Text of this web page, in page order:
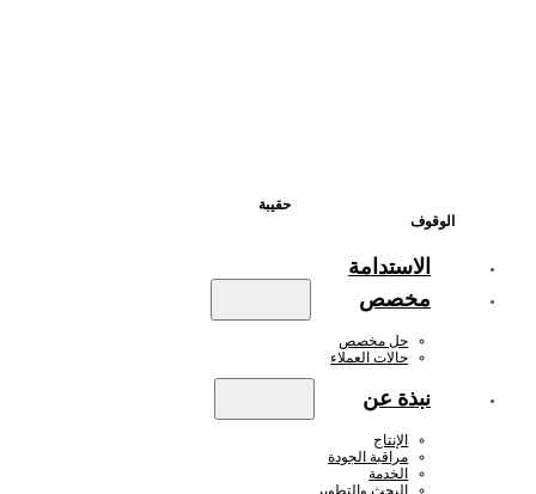
الاستدامة
مخصص
حل مخصص
حالات العملاء
نبذة عن
الإنتاج
مراقبة الجودة
الخدمة
البحث والتطوير